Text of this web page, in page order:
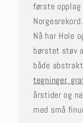
første opplag
Norgesrekord.
Nå har Hole
børstet støv
både
tegninger,
årstider og
med små